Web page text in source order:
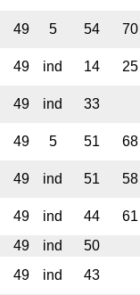
49 5 54 70
49 ind 14 25
49 ind 33
49 5 51 68
49 ind 51 58
49 ind 44
61
49 ind
50
49 ind 43